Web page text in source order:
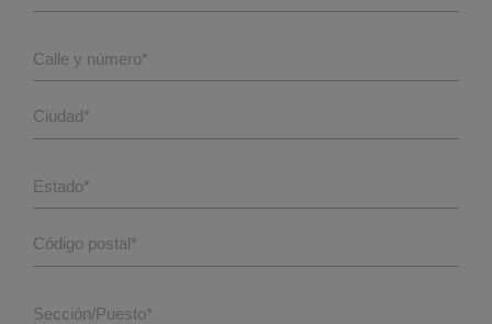
Calle y número*
Ciudad*
Estado*
Código postal*
Sección/Puesto*